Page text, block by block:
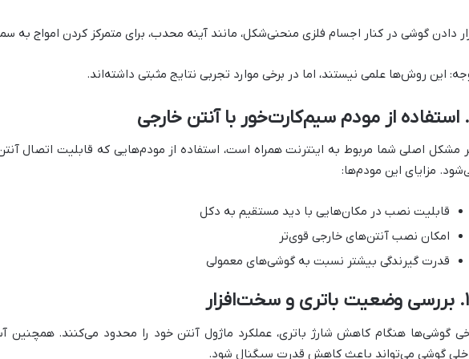
دادن گوشی در کنار اجسام فلزی منحنی‌شکل، مانند آینه محدب، برای متمرکز کردن امواج به
این روش‌ها علمی نیستند، اما در برخی موارد تجربی نتایج مثبتی داشته‌اند.
مشکل اصلی شما مربوط به اینترنت همراه است، استفاده از مودم‌هایی که قابلیت اتصال
مزایای این مودم‌ها:
قابلیت نصب در مکان‌هایی با دید مستقیم به دکل
امکان نصب آنتن‌های خارجی قوی‌تر
قدرت گیرندگی بیشتر نسبت به گوشی‌های معمولی
گوشی‌ها هنگام کاهش شارژ باتری، عملکرد ماژول آنتن خود را محدود می‌کنند. همچنین
گوشی می‌تواند باعث کاهش قدرت سیگنال شود.